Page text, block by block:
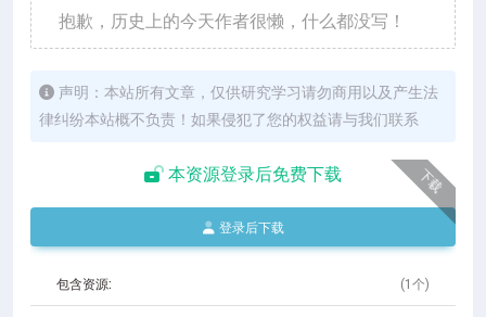
抱歉，历史上的今天作者很懒，什么都没写！
声明：本站所有文章，仅供研究学习请勿商用以及产生法
律纠纷本站概不负责！如果侵犯了您的权益请与我们联系
下载
本资源登录后免费下载
登录后下载
包含资源: (1个)